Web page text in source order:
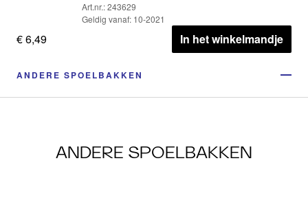
Art.nr.: 243629
Geldig vanaf: 10-2021
€ 6,49 In het winkelmandje
ANDERE SPOELBAKKEN
ANDERE SPOELBAKKEN